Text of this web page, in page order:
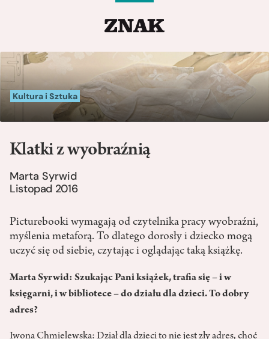
Kultura i Sztuka
Klatki z wyobraźnią
Marta Syrwid
Listopad 2016
Picturebooki wymagają od czytelnika pracy wyobraźni,
myślenia metaforą. To dlatego dorosły i dziecko mogą
uczyć się od siebie, czytając i oglądając taką książkę.
Marta Syrwid: Szukając Pani książek, trafia się – i w
księgarni, i w bibliotece – do działu dla dzieci. To dobry
adres?
Iwona Chmielewska: Dział dla dzieci to nie jest zły adres, choć